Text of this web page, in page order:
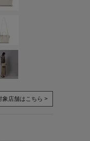
象店舗はこちら >